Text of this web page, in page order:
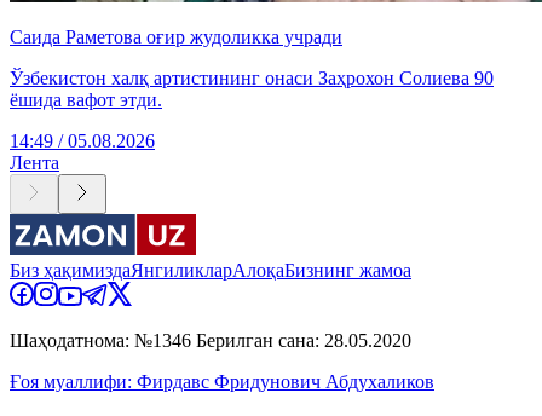
Саида Раметова оғир жудоликка учради
Ўзбекистон халқ артистининг онаси Заҳрохон Солиева 90
ёшида вафот этди.
14:49 / 05.08.2026
Лента
Биз ҳақимиздаЯнгиликларАлоқаБизнинг жамоа
Шаҳодатнома: №1346 Берилган сана: 28.05.2020
Ғоя муаллифи: Фирдавс Фридунович Абдухаликов